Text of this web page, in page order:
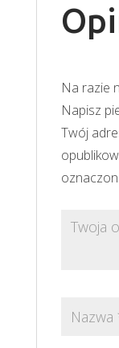
Na razie
Napisz
Twój